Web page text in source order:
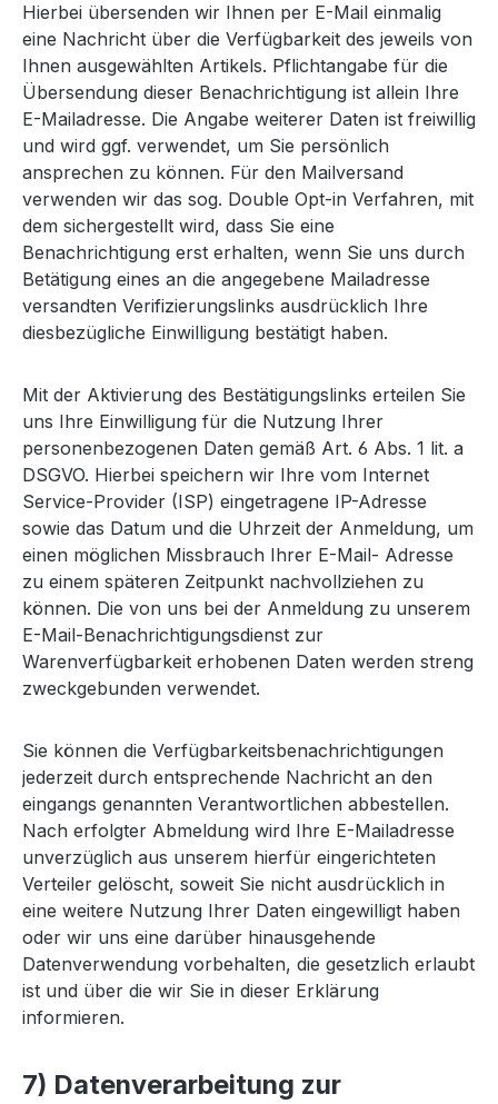
Hierbei übersenden wir Ihnen per E-Mail einmalig
eine Nachricht über die Verfügbarkeit des jeweils von
Ihnen ausgewählten Artikels. Pflichtangabe für die
Übersendung dieser Benachrichtigung ist allein Ihre
E-Mailadresse. Die Angabe weiterer Daten ist freiwillig
und wird ggf. verwendet, um Sie persönlich
ansprechen zu können. Für den Mailversand
verwenden wir das sog. Double Opt-in Verfahren, mit
dem sichergestellt wird, dass Sie eine
Benachrichtigung erst erhalten, wenn Sie uns durch
Betätigung eines an die angegebene Mailadresse
versandten Verifizierungslinks ausdrücklich Ihre
diesbezügliche Einwilligung bestätigt haben.
Mit der Aktivierung des Bestätigungslinks erteilen Sie
uns Ihre Einwilligung für die Nutzung Ihrer
personenbezogenen Daten gemäß Art. 6 Abs. 1 lit. a
DSGVO. Hierbei speichern wir Ihre vom Internet
Service-Provider (ISP) eingetragene IP-Adresse
sowie das Datum und die Uhrzeit der Anmeldung, um
einen möglichen Missbrauch Ihrer E-Mail- Adresse
zu einem späteren Zeitpunkt nachvollziehen zu
können. Die von uns bei der Anmeldung zu unserem
E-Mail-Benachrichtigungsdienst zur
Warenverfügbarkeit erhobenen Daten werden streng
zweckgebunden verwendet.
Sie können die Verfügbarkeitsbenachrichtigungen
jederzeit durch entsprechende Nachricht an den
eingangs genannten Verantwortlichen abbestellen.
Nach erfolgter Abmeldung wird Ihre E-Mailadresse
unverzüglich aus unserem hierfür eingerichteten
Verteiler gelöscht, soweit Sie nicht ausdrücklich in
eine weitere Nutzung Ihrer Daten eingewilligt haben
oder wir uns eine darüber hinausgehende
Datenverwendung vorbehalten, die gesetzlich erlaubt
ist und über die wir Sie in dieser Erklärung
informieren.
7) Datenverarbeitung zur